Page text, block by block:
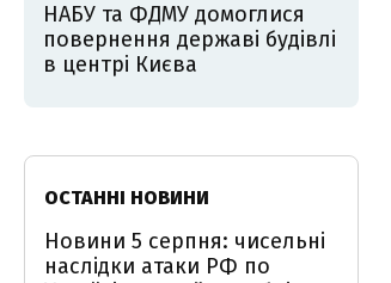
НАБУ та ФДМУ домоглися
повернення державі будівлі
в центрі Києва
ОСТАННІ НОВИНИ
Новини 5 серпня: чисельні
наслідки атаки РФ по